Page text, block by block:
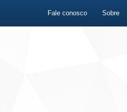
Fale conosco Sobre